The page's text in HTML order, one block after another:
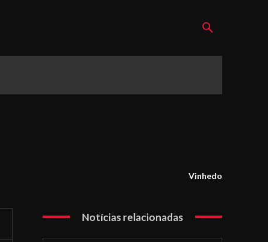
Vinhedo
Notícias relacionadas